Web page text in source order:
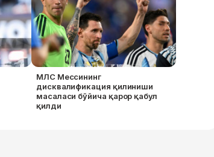
МЛС Мессининг
дисквалификация қилиниши
масаласи бўйича қарор қабул
қилди